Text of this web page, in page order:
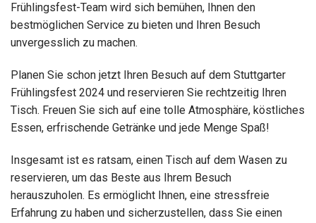
Frühlingsfest-Team wird sich bemühen, Ihnen den
bestmöglichen Service zu bieten und Ihren Besuch
unvergesslich zu machen.
Planen Sie schon jetzt Ihren Besuch auf dem Stuttgarter
Frühlingsfest 2024 und reservieren Sie rechtzeitig Ihren
Tisch. Freuen Sie sich auf eine tolle Atmosphäre, köstliches
Essen, erfrischende Getränke und jede Menge Spaß!
Insgesamt ist es ratsam, einen Tisch auf dem Wasen zu
reservieren, um das Beste aus Ihrem Besuch
herauszuholen. Es ermöglicht Ihnen, eine stressfreie
Erfahrung zu haben und sicherzustellen, dass Sie einen